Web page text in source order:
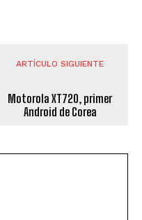
ARTÍCULO SIGUIENTE
Motorola XT720, primer
Android de Corea